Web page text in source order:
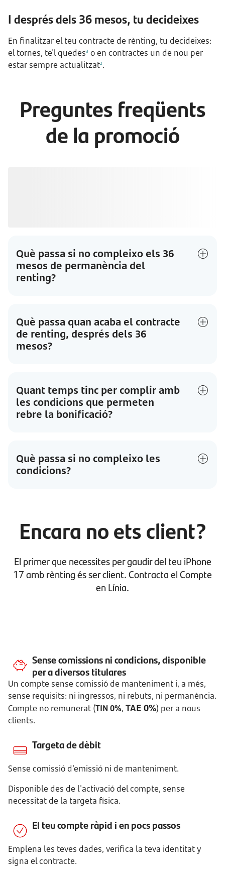
I després dels 36 mesos, tu decideixes
En finalitzar el teu contracte de rènting, tu decideixes:
el tornes, te'l quedes3 o en contractes un de nou per
estar sempre actualitzat2.
Preguntes freqüents
de la promoció
Què passa si no compleixo els 36
mesos de permanència del
renting?
Què passa quan acaba el contracte
de renting, després dels 36
mesos?
Quant temps tinc per complir amb
les condicions que permeten
rebre la bonificació?
Què passa si no compleixo les
condicions?
Encara no ets client?
El primer que necessites per gaudir del teu iPhone
17 amb rènting és ser client. Contracta el Compte
en Línia.
Sense comissions ni condicions, disponible
per a diversos titulares
Un compte sense comissió de manteniment i, a més,
sense requisits: ni ingressos, ni rebuts, ni permanència.
Compte no remunerat (TIN 0%, TAE 0%) per a nous
clients.
Targeta de dèbit
Sense comissió d'emissió ni de manteniment.
Disponible des de l'activació del compte, sense
necessitat de la targeta física.
El teu compte ràpid i en pocs passos
Emplena les teves dades, verifica la teva identitat y
signa el contracte.